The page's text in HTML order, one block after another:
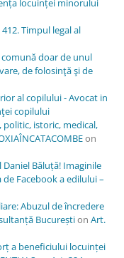
locuinței minorului
Timpul legal al
doar de unul
de folosinţă şi de
al copilului - Avocat in
copilului
istoric, medical,
on
Băluță! Imaginile
Facebook a edilului –
Abuzul de încredere
Bucureștion Art.
a beneficiului locuinței